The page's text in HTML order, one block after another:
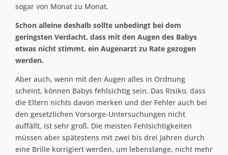
sogar von Monat zu Monat.
Schon alleine deshalb sollte unbedingt bei dem
geringsten Verdacht, dass mit den Augen des Babys
etwas nicht stimmt, ein Augenarzt zu Rate gezogen
werden.
Aber auch, wenn mit den Augen alles in Ordnung
scheint, können Babys fehlsichtig sein. Das Risiko, dass
die Eltern nichts davon merken und der Fehler auch bei
den gesetzlichen Vorsorge-Untersuchungen nicht
auffällt, ist sehr groß. Die meisten Fehlsichtigkeiten
müssen aber spätestens mit zwei bis drei Jahren durch
eine Brille korrigiert werden, um lebenslange, nicht mehr